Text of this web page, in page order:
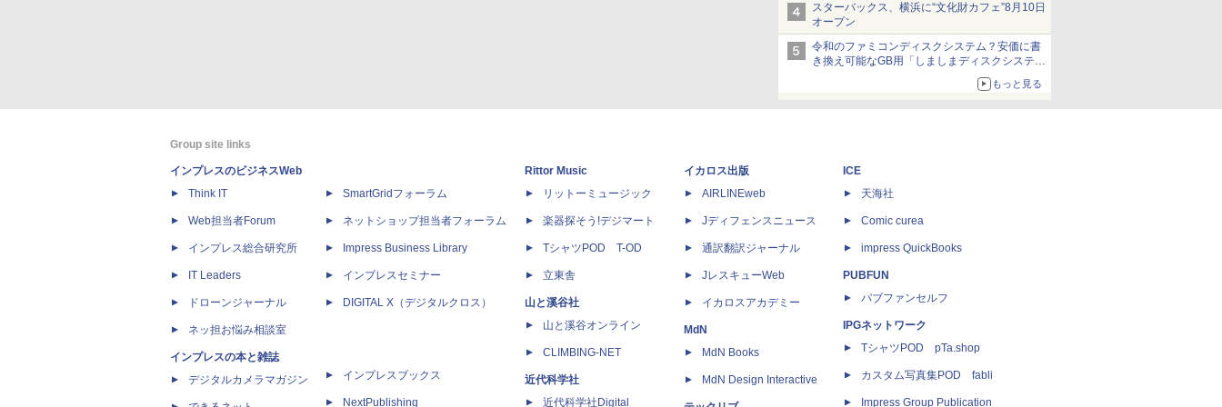
スターバックス、横浜に“文化財カフェ”8月10日
オープン
令和のファミコンディスクシステム？安価に書
き換え可能なGB用「しましまディスクシステ
もっと見る
Group site links
インプレスのビジネスWeb
Think IT
Web担当者Forum
インプレス総合研究所
IT Leaders
ドローンジャーナル
ネッ担お悩み相談室
インプレスの本と雑誌
デジタルカメラマガジン
SmartGridフォーラム
ネットショップ担当者フォーラム
Impress Business Library
インプレスセミナー
DIGITAL X（デジタルクロス）
インプレスブックス
NextPublishing
Rittor Music
リットーミュージック
楽器探そう!デジマート
TシャツPOD T-OD
立東舎
山と溪谷社
山と溪谷オンライン
CLIMBING-NET
近代科学社
近代科学社Digital
イカロス出版
AIRLINEweb
Jディフェンスニュース
通訳翻訳ジャーナル
JレスキューWeb
イカロスアカデミー
MdN
MdN Books
MdN Design Interactive
ICE
天海社
Comic curea
impress QuickBooks
PUBFUN
パブファンセルフ
IPGネットワーク
TシャツPOD pTa.shop
カスタム写真集POD fabli
Impress Group Publication